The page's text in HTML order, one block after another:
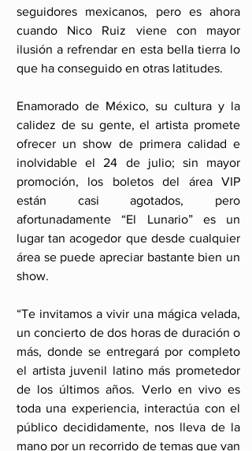
seguidores mexicanos, pero es ahora
cuando Nico Ruiz viene con mayor
ilusión a refrendar en esta bella tierra lo
que ha conseguido en otras latitudes.
Enamorado de México, su cultura y la
calidez de su gente, el artista promete
ofrecer un show de primera calidad e
inolvidable el 24 de julio; sin mayor
promoción, los boletos del área VIP
están casi agotados, pero
afortunadamente “El Lunario” es un
lugar tan acogedor que desde cualquier
área se puede apreciar bastante bien un
show.
“Te invitamos a vivir una mágica velada,
un concierto de dos horas de duración o
más, donde se entregará por completo
el artista juvenil latino más prometedor
de los últimos años. Verlo en vivo es
toda una experiencia, interactúa con el
público decididamente, nos lleva de la
mano por un recorrido de temas que van